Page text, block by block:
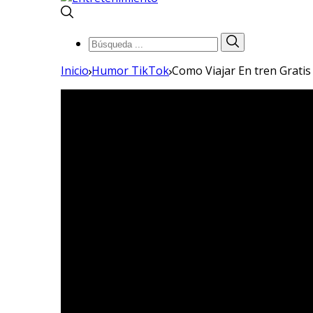
Búsqueda
de:
Inicio Humor TikTokComo Viajar En tren